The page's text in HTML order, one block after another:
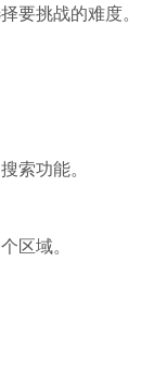
要挑战的难度。
索功能。
区域。